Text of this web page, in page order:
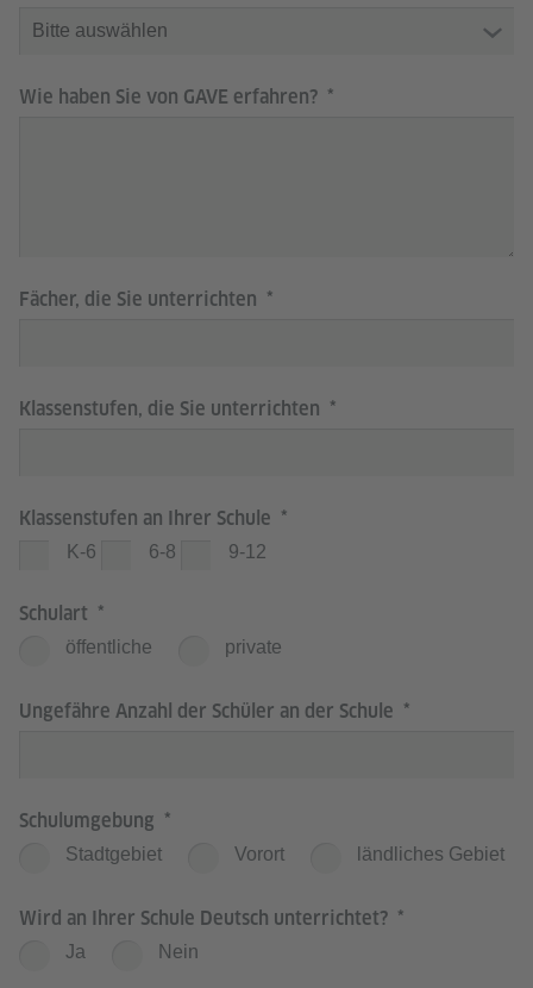
Wie haben Sie von GAVE erfahren?
Fächer, die Sie unterrichten
Klassenstufen, die Sie unterrichten
Klassenstufen an Ihrer Schule
K-6 6-8 9-12
Schulart
öffentliche private
Ungefähre Anzahl der Schüler an der Schule
Schulumgebung
Stadtgebiet Vorort ländliches Gebiet
Wird an Ihrer Schule Deutsch unterrichtet?
Ja Nein